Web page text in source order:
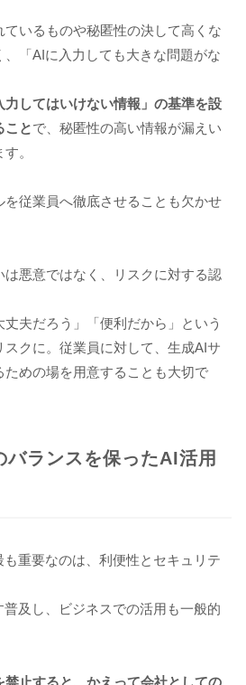
いるものや秘匿性の決して高くな
「AIに入力しても大きな問題がな
力してはいけない情報」の基準を設
ことで、秘匿性の高い情報が漏えい
。
を従業員へ徹底させることも欠かせ
は悪意ではなく、リスクに対する認
丈夫だろう」「便利だから」という
クに。従業員に対して、生成AIサ
ための場を用意することも大切で
バランスを保ったAI活用
重要なのは、利便性とセキュリテ
及し、ビジネスでの活用も一般的
禁止すると、かえって会社としての